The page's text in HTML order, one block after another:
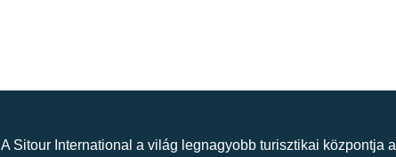
A Sitour International a világ legnagyobb turisztikai központja a